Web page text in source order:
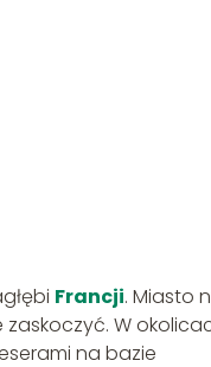
Francji. Miasto
zaskoczyć. W
na bazie